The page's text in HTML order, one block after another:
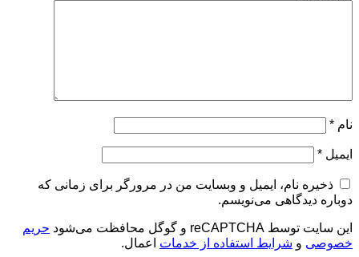
نام *
ایمیل *
ذخیره نام، ایمیل و وبسایت من در مرورگر برای زمانی که
دوباره دیدگاهی می‌نویسم.
این سایت توسط reCAPTCHA و گوگل محافظت می‌شود
حریم
خصوصی و شرایط استفاده از خدمات اعمال.